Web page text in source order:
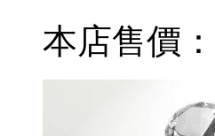
本店售價：